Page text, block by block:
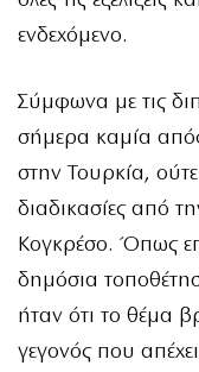
ενδεχόμενο.
Σύμφωνα με τις
σήμερα καμία
στην Τουρκία,
διαδικασίες από
Κογκρέσο. Όπως
δημόσια
ήταν ότι το θέμα
γεγονός που